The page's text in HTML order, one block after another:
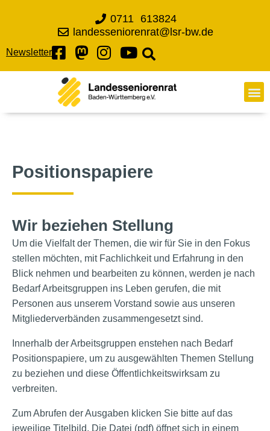
0711 613824
landesseniorenrat@lsr-bw.de
Newsletter
Positionspapiere
Wir beziehen Stellung
Um die Vielfalt der Themen, die wir für Sie in den Fokus
stellen möchten, mit Fachlichkeit und Erfahrung in den
Blick nehmen und bearbeiten zu können, werden je nach
Bedarf Arbeitsgruppen ins Leben gerufen, die mit
Personen aus unserem Vorstand sowie aus unseren
Mitgliederverbänden zusammengesetzt sind.
Innerhalb der Arbeitsgruppen enstehen nach Bedarf
Positionspapiere, um zu ausgewählten Themen Stellung
zu beziehen und diese Öffentlichkeitswirksam zu
verbreiten.
Zum Abrufen der Ausgaben klicken Sie bitte auf das
jeweilige Titelbild. Die Datei (pdf) öffnet sich in einem